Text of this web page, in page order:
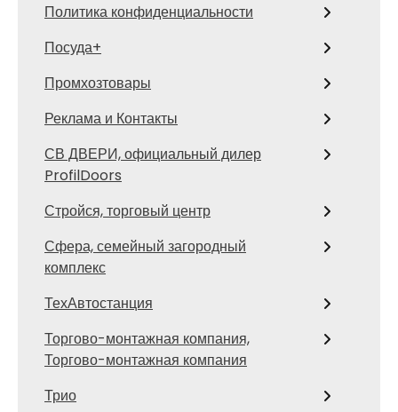
Политика конфиденциальности
Посуда+
Промхозтовары
Реклама и Контакты
СВ ДВЕРИ, официальный дилер
ProfilDoors
Стройся, торговый центр
Сфера, семейный загородный
комплекс
ТехАвтостанция
Торгово-монтажная компания,
Торгово-монтажная компания
Трио